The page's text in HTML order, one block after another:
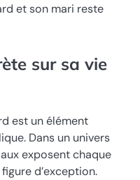
et son mari reste
sur sa vie
est un élément
Dans un univers
exposent chaque
d’exception.